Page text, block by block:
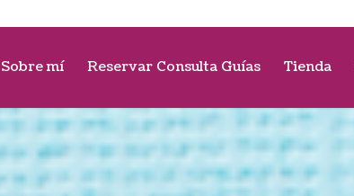
Sobre mí Reservar Consulta Guías Tienda